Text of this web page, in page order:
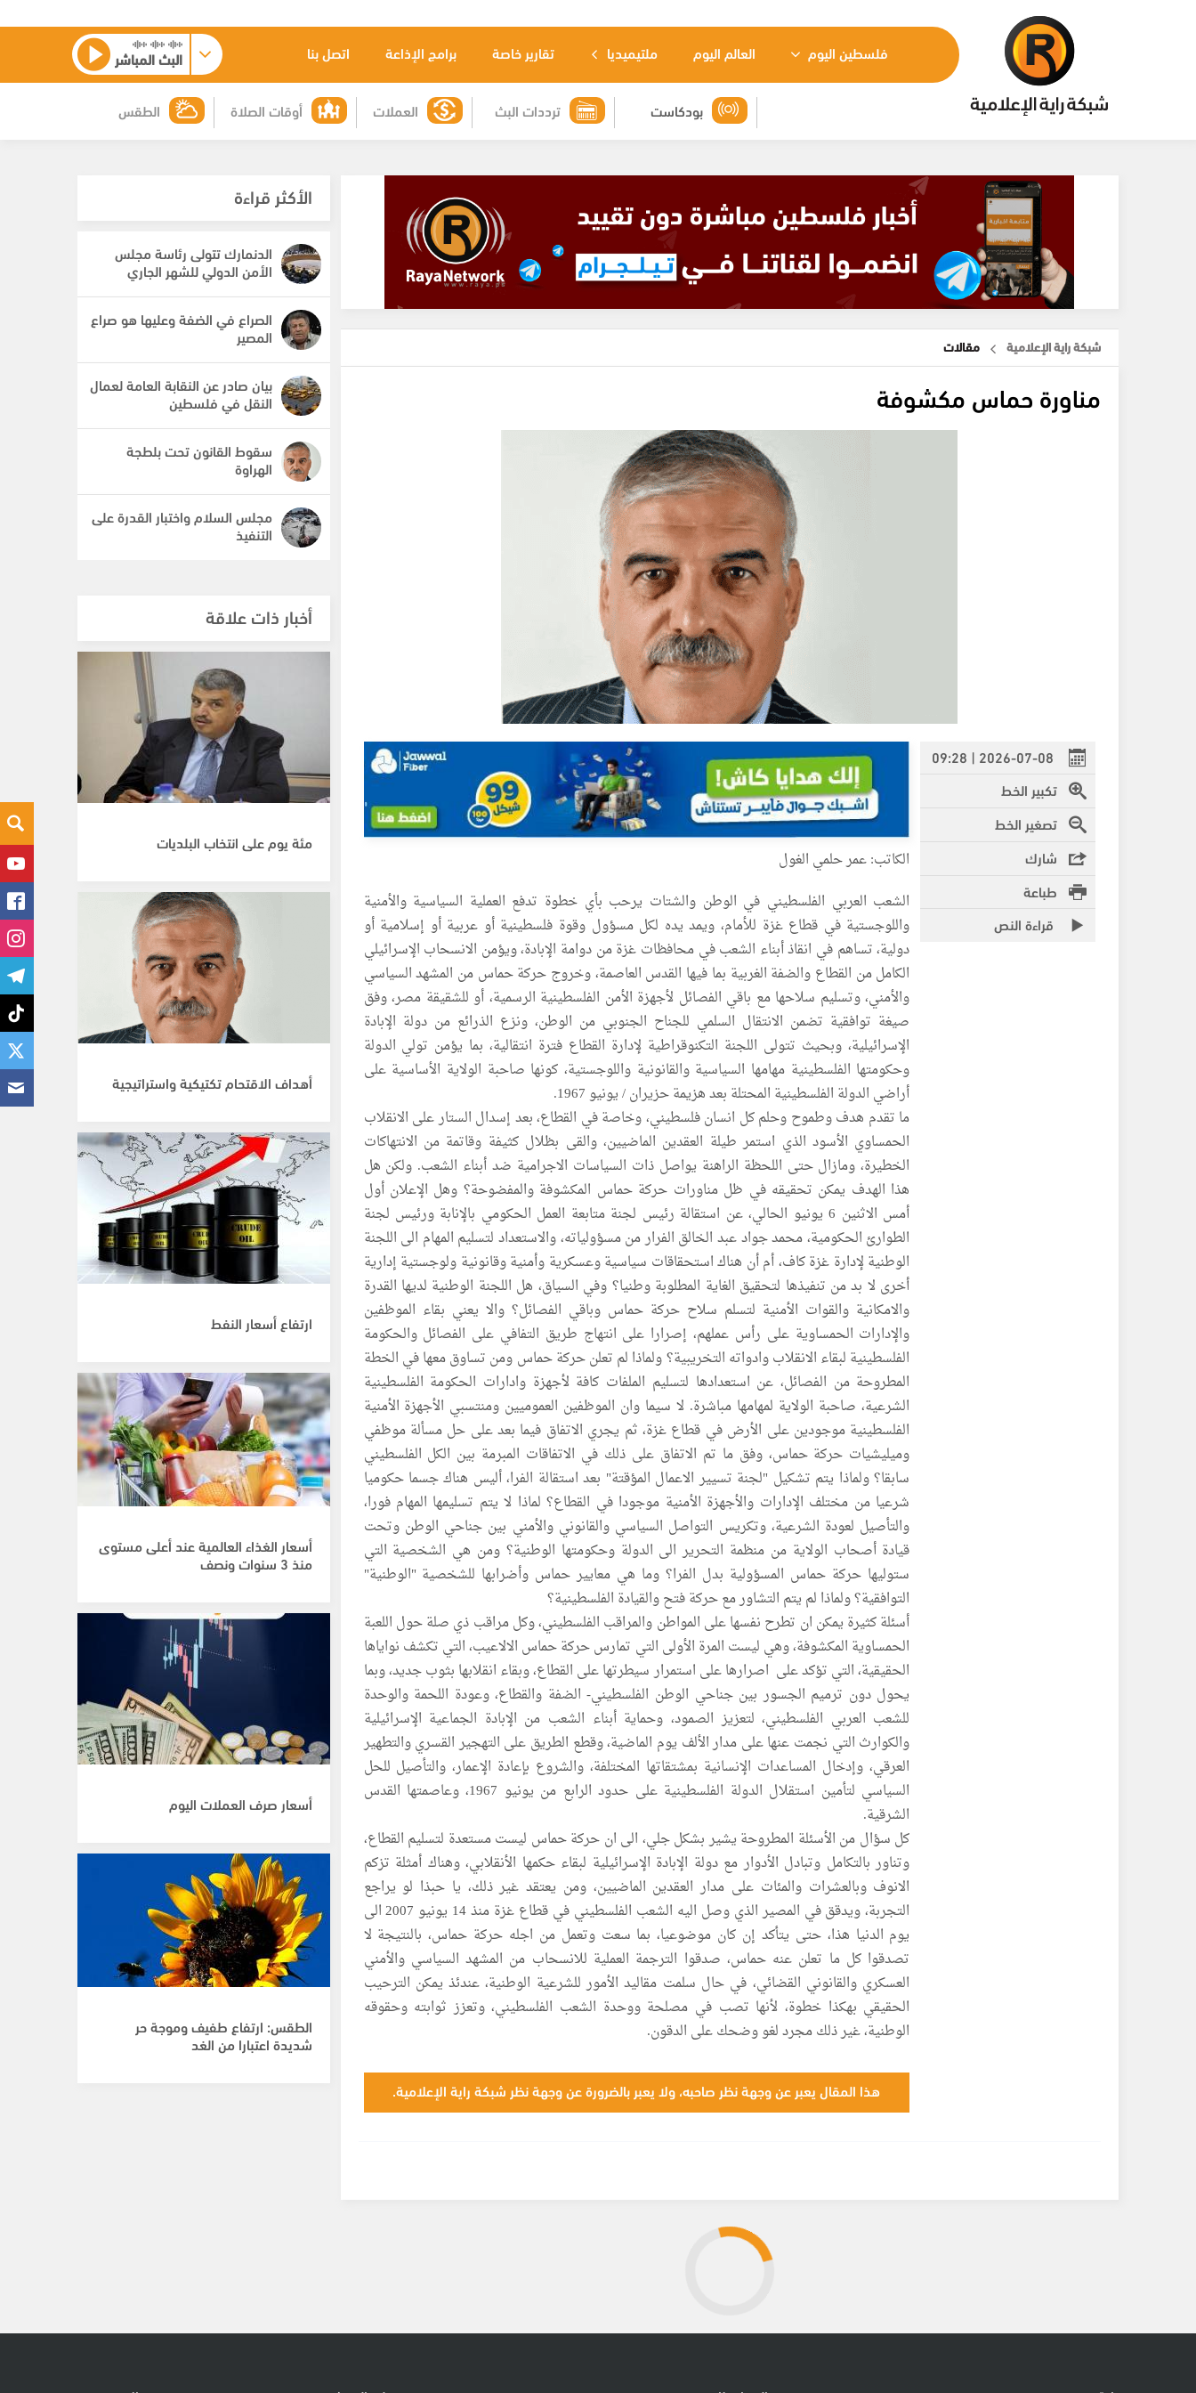
فلسطين اليوم العالم اليوم ملتيميديا تقارير خاصة برامج الإذاعة اتصل بنا البث المباشر
الطقس أوقات الصلاة العملات ترددات البث بودكاست
شبكة راية الإعلامية مقالات
مناورة حماس مكشوفة
2026-07-08 | 09:28
تكبير الخط
تصغير الخط
شارك
طباعة
قراءة النص
الكاتب: عمر حلمي الغول
الشعب العربي الفلسطيني في الوطن والشتات يرحب بأي خطوة تدفع العملية السياسية والأمنية
واللوجستية في قطاع غزة للأمام، ويمد يده لكل مسؤول وقوة فلسطينية أو عربية أو إسلامية أو
دولية، تساهم في انقاذ أبناء الشعب في محافظات غزة من دوامة الإبادة، ويؤمن الانسحاب الإسرائيلي
الكامل من القطاع والضفة الغربية بما فيها القدس العاصمة، وخروج حركة حماس من المشهد السياسي
والأمني، وتسليم سلاحها مع باقي الفصائل لأجهزة الأمن الفلسطينية الرسمية، أو للشقيقة مصر، وفق
صيغة توافقية تضمن الانتقال السلمي للجناح الجنوبي من الوطن، ونزع الذرائع من دولة الإبادة
الإسرائيلية، وبحيث تتولى اللجنة التكنوقراطية لإدارة القطاع فترة انتقالية، بما يؤمن تولي الدولة
وحكومتها الفلسطينية مهامها السياسية والقانونية واللوجستية، كونها صاحبة الولاية الأساسية على
أراضي الدولة الفلسطينية المحتلة بعد هزيمة حزيران / يونيو 1967.
ما تقدم هدف وطموح وحلم كل انسان فلسطيني، وخاصة في القطاع، بعد إسدال الستار على الانقلاب
الحمساوي الأسود الذي استمر طيلة العقدين الماضيين، والقى بظلال كثيفة وقاتمة من الانتهاكات
الخطيرة، ومازال حتى اللحظة الراهنة يواصل ذات السياسات الاجرامية ضد أبناء الشعب. ولكن هل
هذا الهدف يمكن تحقيقه في ظل مناورات حركة حماس المكشوفة والمفضوحة؟ وهل الإعلان أول
أمس الاثنين 6 يونيو الحالي، عن استقالة رئيس لجنة متابعة العمل الحكومي بالإنابة ورئيس لجنة
الطوارئ الحكومية، محمد جواد عبد الخالق الفرار من مسؤولياته، والاستعداد لتسليم المهام الى اللجنة
الوطنية لإدارة غزة كاف، أم أن هناك استحقاقات سياسية وعسكرية وأمنية وقانونية ولوجستية إدارية
أخرى لا بد من تنفيذها لتحقيق الغاية المطلوبة وطنيا؟ وفي السياق، هل اللجنة الوطنية لديها القدرة
والامكانية والقوات الأمنية لتسلم سلاح حركة حماس وباقي الفصائل؟ والا يعني بقاء الموظفين
والإدارات الحمساوية على رأس عملهم، إصرارا على انتهاج طريق التفافي على الفصائل والحكومة
الفلسطينية لبقاء الانقلاب وادواته التخريبية؟ ولماذا لم تعلن حركة حماس ومن تساوق معها في الخطة
المطروحة من الفصائل، عن استعدادها لتسليم الملفات كافة لأجهزة وادارات الحكومة الفلسطينية
الشرعية، صاحبة الولاية لمهامها مباشرة. لا سيما وان الموظفين العموميين ومنتسبي الأجهزة الأمنية
الفلسطينية موجودين على الأرض في قطاع غزة، ثم يجري الاتفاق فيما بعد على حل مسألة موظفي
وميليشيات حركة حماس، وفق ما تم الاتفاق على ذلك في الاتفاقات المبرمة بين الكل الفلسطيني
سابقا؟ ولماذا يتم تشكيل "لجنة تسيير الاعمال المؤقتة" بعد استقالة الفرا، أليس هناك جسما حكوميا
شرعيا من مختلف الإدارات والأجهزة الأمنية موجودا في القطاع؟ لماذا لا يتم تسليمها المهام فورا،
والتأصيل لعودة الشرعية، وتكريس التواصل السياسي والقانوني والأمني بين جناحي الوطن وتحت
قيادة أصحاب الولاية من منظمة التحرير الى الدولة وحكومتها الوطنية؟ ومن هي الشخصية التي
ستوليها حركة حماس المسؤولية بدل الفرا؟ وما هي معايير حماس وأضرابها للشخصية "الوطنية"
التوافقية؟ ولماذا لم يتم التشاور مع حركة فتح والقيادة الفلسطينية؟
أسئلة كثيرة يمكن ان تطرح نفسها على المواطن والمراقب الفلسطيني، وكل مراقب ذي صلة حول اللعبة
الحمساوية المكشوفة، وهي ليست المرة الأولى التي تمارس حركة حماس الالاعيب، التي تكشف نواياها
الحقيقية، التي تؤكد على اصرارها على استمرار سيطرتها على القطاع، وبقاء انقلابها بثوب جديد، وبما
يحول دون ترميم الجسور بين جناحي الوطن الفلسطيني- الضفة والقطاع، وعودة اللحمة والوحدة
للشعب العربي الفلسطيني، لتعزيز الصمود، وحماية أبناء الشعب من الإبادة الجماعية الإسرائيلية
والكوارث التي نجمت عنها على مدار الألف يوم الماضية، وقطع الطريق على التهجير القسري والتطهير
العرقي، وإدخال المساعدات الإنسانية بمشتقاتها المختلفة، والشروع بإعادة الإعمار، والتأصيل للحل
السياسي لتأمين استقلال الدولة الفلسطينية على حدود الرابع من يونيو 1967، وعاصمتها القدس
الشرقية.
كل سؤال من الأسئلة المطروحة يشير بشكل جلي، الى ان حركة حماس ليست مستعدة لتسليم القطاع،
وتناور بالتكامل وتبادل الأدوار مع دولة الإبادة الإسرائيلية لبقاء حكمها الأنقلابي، وهناك أمثلة تزكم
الانوف وبالعشرات والمئات على مدار العقدين الماضيين، ومن يعتقد غير ذلك، يا حبذا لو يراجع
التجربة، ويدقق في المصير الذي وصل اليه الشعب الفلسطيني في قطاع غزة منذ 14 يونيو 2007 الى
يوم الدنيا هذا، حتى يتأكد إن كان موضوعيا، بما سعت وتعمل من اجله حركة حماس، بالنتيجة لا
تصدقوا كل ما تعلن عنه حماس، صدقوا الترجمة العملية للانسحاب من المشهد السياسي والأمني
العسكري والقانوني القضائي، في حال سلمت مقاليد الأمور للشرعية الوطنية، عندئذ يمكن الترحيب
الحقيقي بهكذا خطوة، لأنها تصب في مصلحة ووحدة الشعب الفلسطيني، وتعزز ثوابته وحقوقه
الوطنية، غير ذلك مجرد لغو وضحك على الدقون.
هذا المقال يعبر عن وجهة نظر صاحبه، ولا يعبر بالضرورة عن وجهة نظر شبكة راية الإعلامية.
الأكثر قراءة
الدنمارك تتولى رئاسة مجلس
الأمن الدولي للشهر الجاري
الصراع في الضفة وعليها هو صراع
المصير
بيان صادر عن النقابة العامة لعمال
النقل في فلسطين
سقوط القانون تحت بلطجة
الهراوة
مجلس السلام واختبار القدرة على
التنفيذ
أخبار ذات علاقة
مئة يوم على انتخاب البلديات
أهداف الاقتحام تكتيكية واستراتيجية
ارتفاع أسعار النفط
أسعار الغذاء العالمية عند أعلى مستوى
منذ 3 سنوات ونصف
أسعار صرف العملات اليوم
الطقس: ارتفاع طفيف وموجة حر
شديدة اعتبارا من الغد